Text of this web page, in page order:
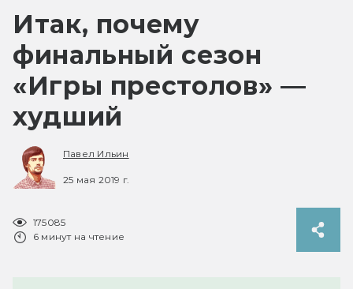
Итак, почему
финальный сезон
«Игры престолов» —
худший
Павел Ильин
25 мая 2019 г.
175085
6 минут на чтение